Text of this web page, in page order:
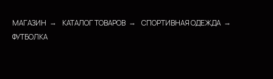
МАГАЗИН → КАТАЛОГ ТОВАРОВ → СПОРТИВНАЯ ОДЕЖДА →
ФУТБОЛКА